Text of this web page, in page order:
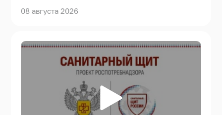
08 августа 2026